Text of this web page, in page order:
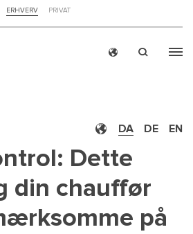
ERHVERV PRIVAT
DA DE EN
Dette
din chauffør
på